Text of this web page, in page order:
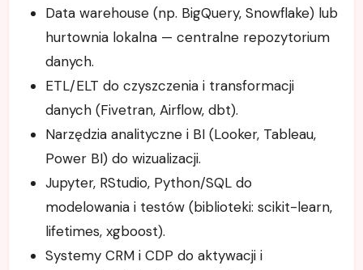
Data warehouse (np. BigQuery, Snowflake) lub
hurtownia lokalna — centralne repozytorium
danych.
ETL/ELT do czyszczenia i transformacji
danych (Fivetran, Airflow, dbt).
Narzędzia analityczne i BI (Looker, Tableau,
Power BI) do wizualizacji.
Jupyter, RStudio, Python/SQL do
modelowania i testów (biblioteki: scikit-learn,
lifetimes, xgboost).
Systemy CRM i CDP do aktywacji i